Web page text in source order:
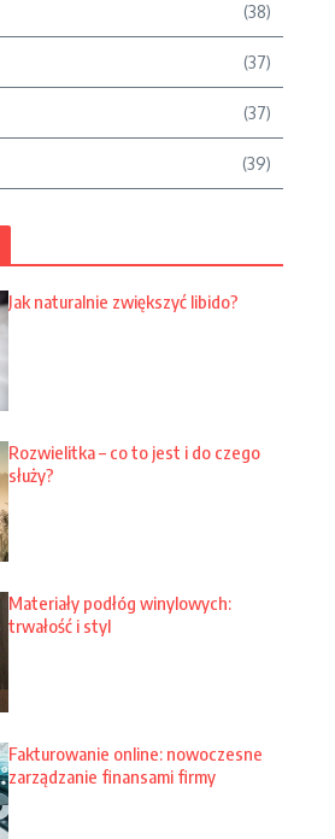
(38)
(37)
(37)
(39)
Jak naturalnie zwiększyć libido?
Rozwielitka – co to jest i do czego
służy?
Materiały podłóg winylowych:
trwałość i styl
Fakturowanie online: nowoczesne
zarządzanie finansami firmy